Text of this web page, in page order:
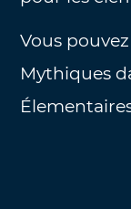
Vous
Mythiques